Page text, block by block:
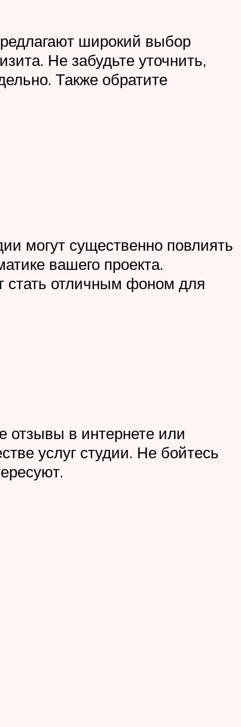
широкий выбор
Не забудьте уточнить,
Также обратите
могут существенно повлиять
вашего проекта.
стать отличным фоном для
отзывы в интернете или
услуг студии. Не бойтесь